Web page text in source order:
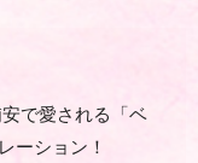
で愛される「ベ
ーション！